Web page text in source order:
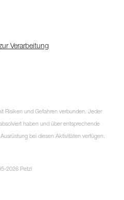
Verarbeitung
Risiken und Gefahren verbunden. Jeder
haben und über entsprechende
bei diesen Aktivitäten verfügen.
2026 Petzl